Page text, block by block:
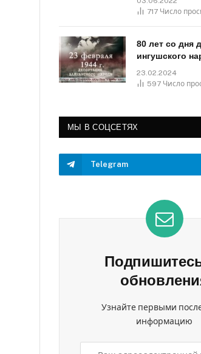
717 Число
80 лет со дня
ингушского
23.02.2024
597 Число
МЫ В СОЦСЕТЯХ
Telegram
Узнайте первыми
информацию